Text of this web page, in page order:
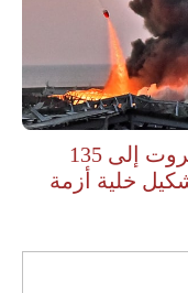
ارتفاع عدد ضحايا انفجار مرفأ بيروت إلى 135
خلية أزمة